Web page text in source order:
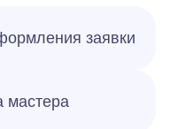
заявки
мастера